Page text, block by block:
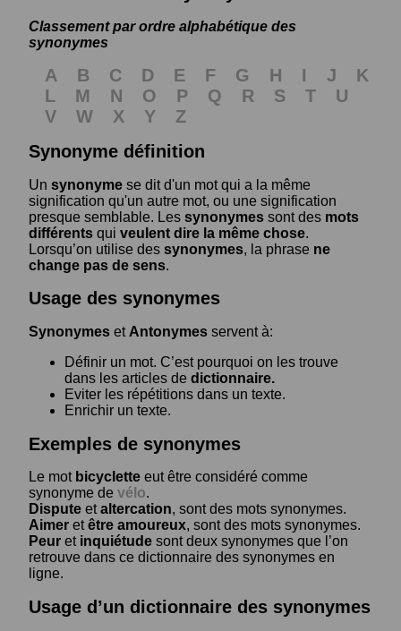
Classement par ordre alphabétique des
synonymes
A B C D E F G H I J
K
L
M N O P Q R S T
U
V
W X Y
Z
Synonyme définition
Un synonyme se dit d'un mot qui a la même
signification qu'un autre mot, ou une signification
presque semblable. Les synonymes sont des mots
différents qui veulent dire la même chose.
Lorsqu’on utilise des synonymes, la phrase ne
change pas de sens.
Usage des synonymes
Synonymes et Antonymes servent à:
Définir un mot. C’est pourquoi on les trouve
dans les articles de dictionnaire.
Eviter les répétitions dans un texte.
Enrichir un texte.
Exemples de synonymes
Le mot bicyclette eut être considéré comme
synonyme de vélo.
Dispute etaltercation, sont des mots synonymes.
Aimer etêtre amoureux, sont des mots synonymes.
Peur et inquiétude sont deux synonymes que l’on
retrouve dans ce dictionnaire des synonymes en
ligne.
Usage d’un dictionnaire des synonymes